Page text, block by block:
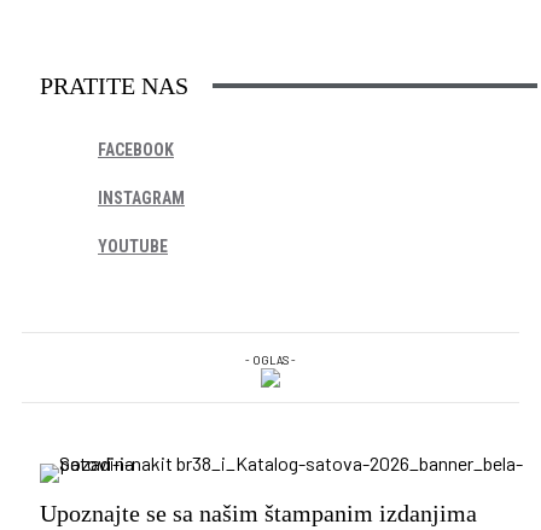
PRATITE NAS
FACEBOOK
INSTAGRAM
YOUTUBE
- OGLAS -
Upoznajte se sa našim štampanim izdanjima